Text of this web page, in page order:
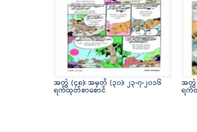
အတွဲ (၄၈)၊ အမှတ် (၃၀)၊ ၂၃-၇-၂၀၁၆
ရက်ထုတ်စာစောင်
အတွဲ
ရက်